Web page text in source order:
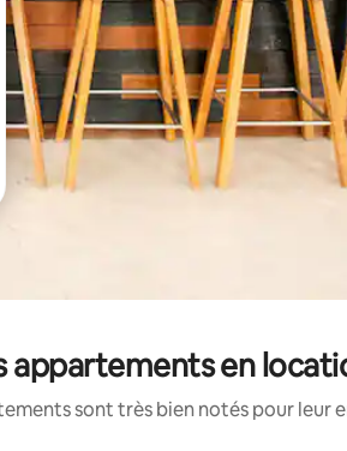
appartements en
sont très bien notés pour